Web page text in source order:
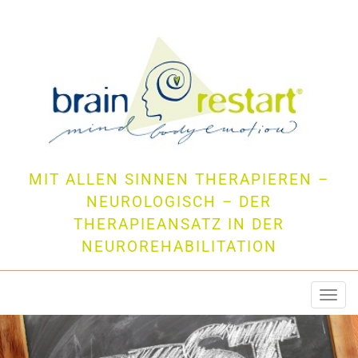
MIT ALLEN SINNEN THERAPIEREN –
NEUROLOGISCH – DER
THERAPIEANSATZ IN DER
NEUROREHABILITATION